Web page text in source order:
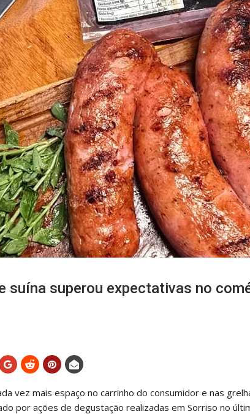
suína superou expectativas no
vez mais espaço no carrinho do consumidor e nas
por ações de degustação realizadas em Sorriso no